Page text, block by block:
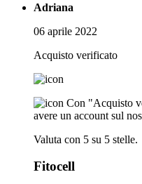
Adriana
06 aprile 2022
Acquisto verificato
Con "Acquisto
avere un account sul
Valuta con 5 su 5 stelle.
Fitocell